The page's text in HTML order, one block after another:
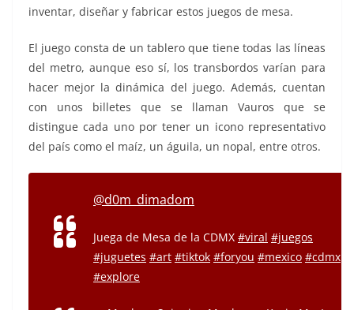
inventar, diseñar y fabricar estos juegos de mesa.
El juego consta de un tablero que tiene todas las líneas
del metro, aunque eso sí, los transbordos varían para
hacer mejor la dinámica del juego. Además, cuentan
con unos billetes que se llaman Vauros que se
distingue cada uno por tener un icono representativo
del país como el maíz, un águila, un nopal, entre otros.
@d0m_dimadom
Juega de Mesa de la CDMX #viral #juegos
#juguetes #art #tiktok #foryou #mexico #cdmx
#explore